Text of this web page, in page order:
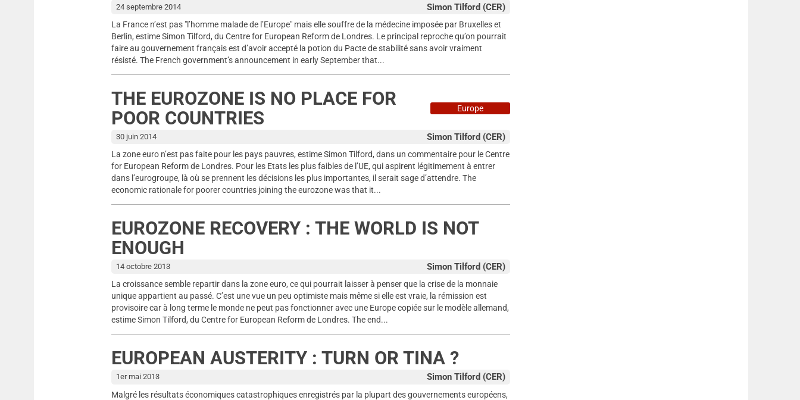
Simon Tilford (CER)
24 septembre 2014
La France n’est pas "l’homme malade de l’Europe" mais elle souffre de la médecine imposée par Bruxelles et
Berlin, estime Simon Tilford, du Centre for European Reform de Londres. Le principal reproche qu’on pourrait
faire au gouvernement français est d’avoir accepté la potion du Pacte de stabilité sans avoir vraiment
résisté. The French government’s announcement in early September that...
Europe
THE EUROZONE IS NO PLACE FOR
POOR COUNTRIES
Simon Tilford (CER)
30 juin 2014
La zone euro n’est pas faite pour les pays pauvres, estime Simon Tilford, dans un commentaire pour le Centre
for European Reform de Londres. Pour les Etats les plus faibles de l’UE, qui aspirent légitimement à entrer
dans l’eurogroupe, là où se prennent les décisions les plus importantes, il serait sage d’attendre. The
economic rationale for poorer countries joining the eurozone was that it...
EUROZONE RECOVERY : THE WORLD IS NOT
ENOUGH
Simon Tilford (CER)
14 octobre 2013
La croissance semble repartir dans la zone euro, ce qui pourrait laisser à penser que la crise de la monnaie
unique appartient au passé. C’est une vue un peu optimiste mais même si elle est vraie, la rémission est
provisoire car à long terme le monde ne peut pas fonctionner avec une Europe copiée sur le modèle allemand,
estime Simon Tilford, du Centre for European Reform de Londres. The end...
EUROPEAN AUSTERITY : TURN OR TINA ?
Simon Tilford (CER)
1er mai 2013
Malgré les résultats économiques catastrophiques enregistrés par la plupart des gouvernements européens,